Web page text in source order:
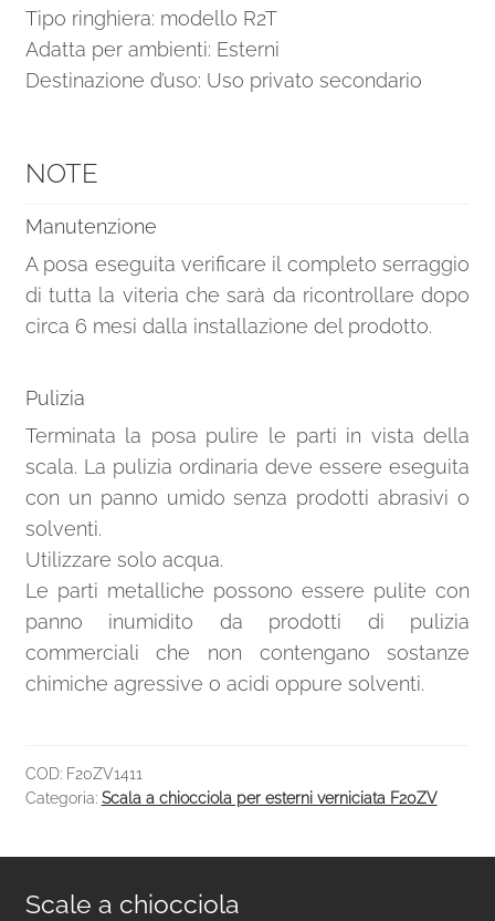
Tipo ringhiera: modello R2T
Adatta per ambienti: Esterni
Destinazione d’uso: Uso privato secondario
NOTE
Manutenzione
A posa eseguita verificare il completo serraggio
di tutta la viteria che sarà da ricontrollare dopo
circa 6 mesi dalla installazione del prodotto.
Pulizia
Terminata la posa pulire le parti in vista della
scala. La pulizia ordinaria deve essere eseguita
con un panno umido senza prodotti abrasivi o
solventi.
Utilizzare solo acqua.
Le parti metalliche possono essere pulite con
panno inumidito da prodotti di pulizia
commerciali che non contengano sostanze
chimiche agressive o acidi oppure solventi.
COD: F20ZV1411
Categoria: Scala a chiocciola per esterni verniciata F20ZV
Scale a chiocciola